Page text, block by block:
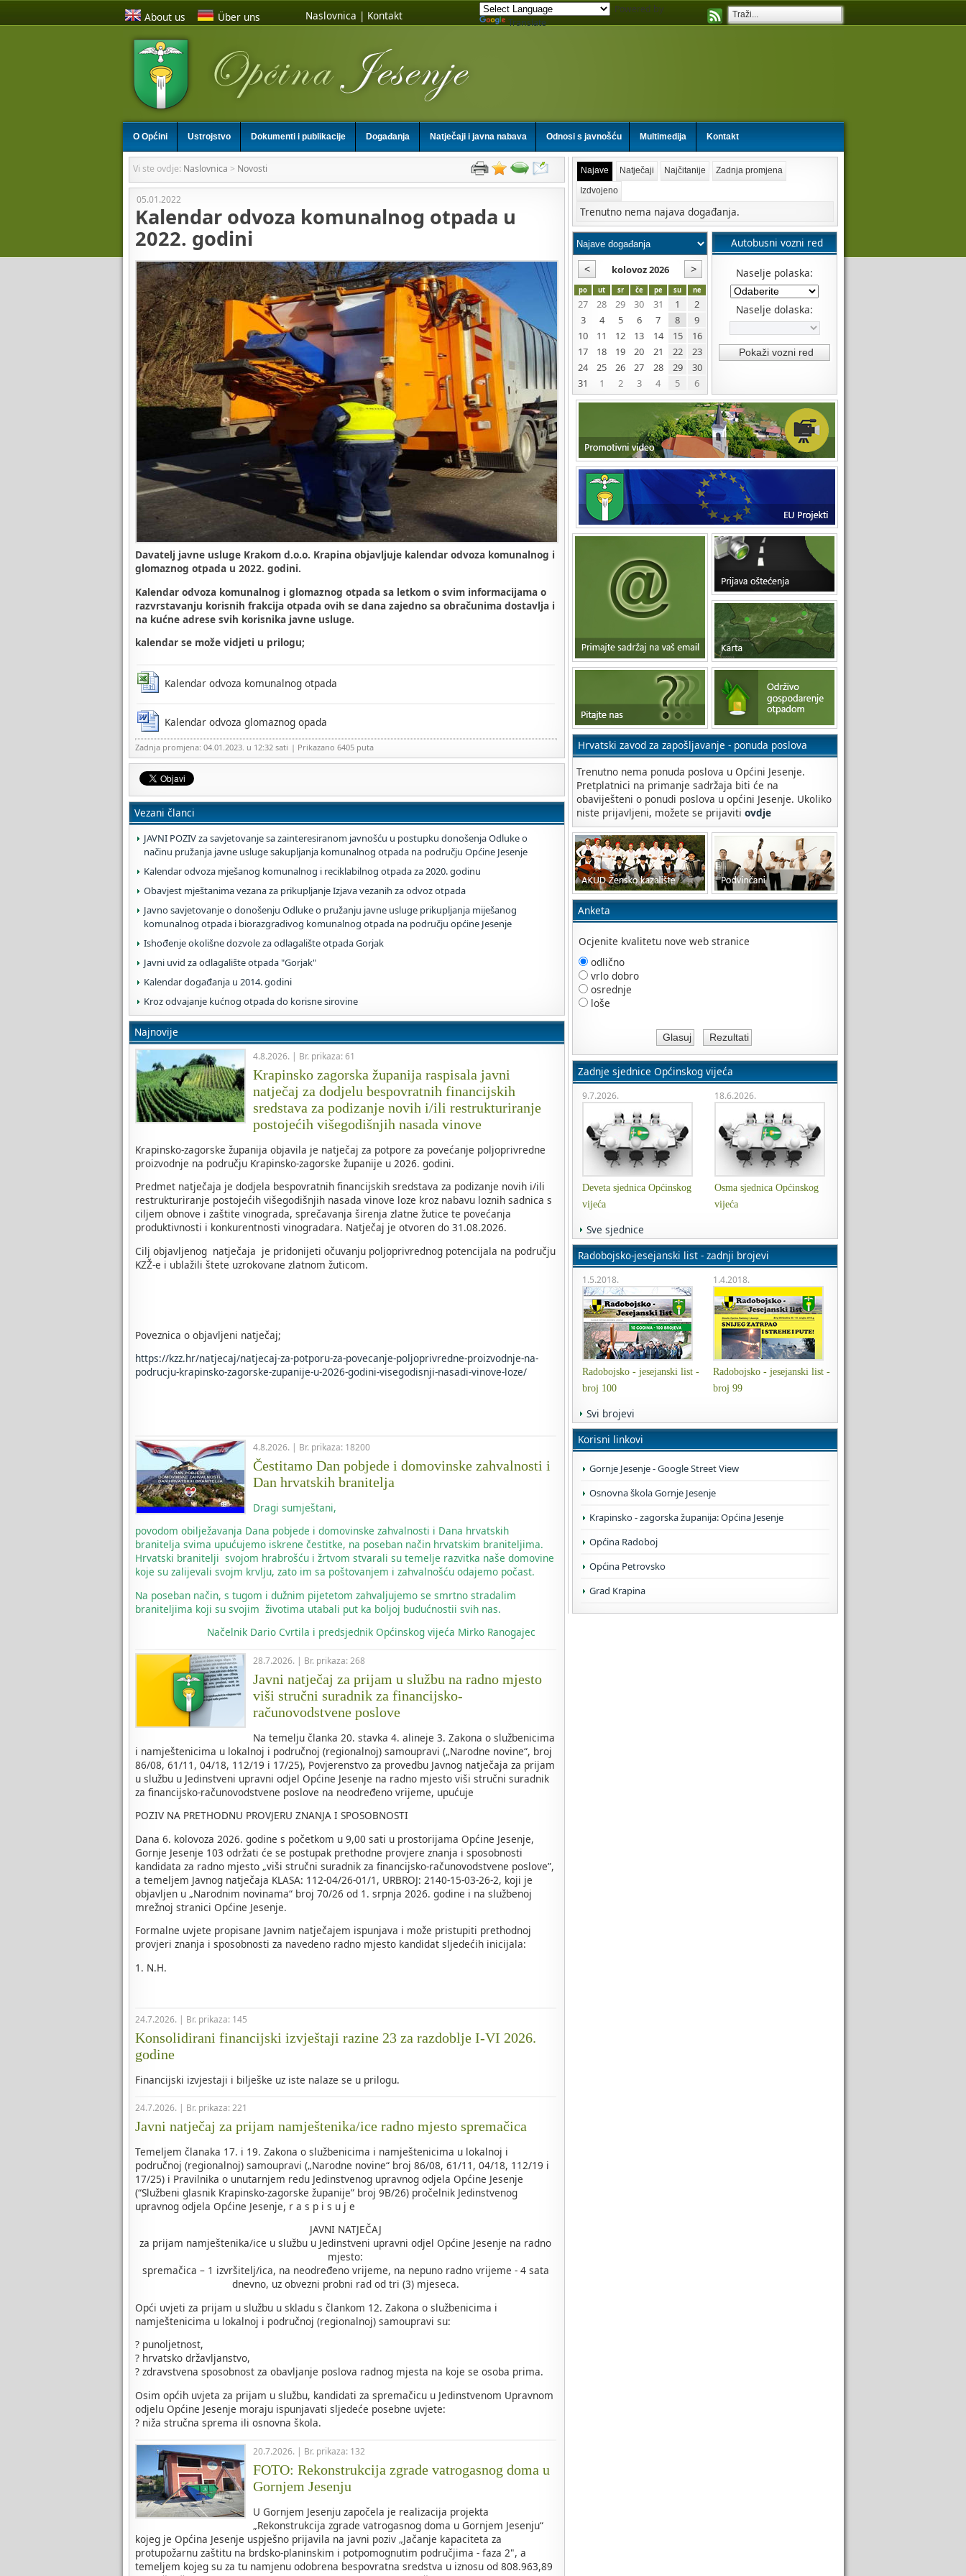
About us Über uns Naslovnica | Kontakt
Powered by
Translate
O Općini Ustrojstvo Dokumenti i publikacije Događanja Natječaji i javna nabava Odnosi s javnošću Multimedija Kontakt
Vi ste ovdje: Naslovnica > Novosti
05.01.2022
Kalendar odvoza komunalnog otpada u
2022. godini
Davatelj javne usluge Krakom d.o.o. Krapina objavljuje kalendar odvoza komunalnog i
glomaznog otpada u 2022. godini.
Kalendar odvoza komunalnog i glomaznog otpada sa letkom o svim informacijama o
razvrstavanju korisnih frakcija otpada ovih se dana zajedno sa obračunima dostavlja i
na kućne adrese svih korisnika javne usluge.
kalendar se može vidjeti u prilogu;
Kalendar odvoza komunalnog otpada
Kalendar odvoza glomaznog opada
Zadnja promjena: 04.01.2023. u 12:32 sati | Prikazano 6405 puta
Vezani članci
JAVNI POZIV za savjetovanje sa zainteresiranom javnošću u postupku donošenja Odluke o
načinu pružanja javne usluge sakupljanja komunalnog otpada na području Općine Jesenje
Kalendar odvoza mješanog komunalnog i reciklabilnog otpada za 2020. godinu
Obavjest mještanima vezana za prikupljanje Izjava vezanih za odvoz otpada
Javno savjetovanje o donošenju Odluke o pružanju javne usluge prikupljanja miješanog
komunalnog otpada i biorazgradivog komunalnog otpada na području općine Jesenje
Ishođenje okolišne dozvole za odlagalište otpada Gorjak
Javni uvid za odlagalište otpada "Gorjak"
Kalendar događanja u 2014. godini
Kroz odvajanje kućnog otpada do korisne sirovine
Najnovije
4.8.2026. | Br. prikaza: 61
Krapinsko zagorska županija raspisala javni
natječaj za dodjelu bespovratnih financijskih
sredstava za podizanje novih i/ili restrukturiranje
postojećih višegodišnjih nasada vinove
Krapinsko-zagorske županija objavila je natječaj za potpore za povećanje poljoprivredne
proizvodnje na području Krapinsko-zagorske županije u 2026. godini.
Predmet natječaja je dodjela bespovratnih financijskih sredstava za podizanje novih i/ili
restrukturiranje postojećih višegodišnjih nasada vinove loze kroz nabavu loznih sadnica s
ciljem obnove i zaštite vinograda, sprečavanja širenja zlatne žutice te povećanja
produktivnosti i konkurentnosti vinogradara. Natječaj je otvoren do 31.08.2026.
Cilj objavljenog natječaja je pridonijeti očuvanju poljoprivrednog potencijala na području
KZŽ-e i ublažili štete uzrokovane zlatnom žuticom.
Poveznica o objavljeni natječaj;
https://kzz.hr/natjecaj/natjecaj-za-potporu-za-povecanje-poljoprivredne-proizvodnje-na-
podrucju-krapinsko-zagorske-zupanije-u-2026-godini-visegodisnji-nasadi-vinove-loze/
4.8.2026. | Br. prikaza: 18200
Čestitamo Dan pobjede i domovinske zahvalnosti i
Dan hrvatskih branitelja
Dragi sumještani,
povodom obilježavanja Dana pobjede i domovinske zahvalnosti i Dana hrvatskih
branitelja svima upućujemo iskrene čestitke, na poseban način hrvatskim braniteljima.
Hrvatski branitelji svojom hrabrošću i žrtvom stvarali su temelje razvitka naše domovine
koje su zalijevali svojm krvlju, zato im sa poštovanjem i zahvalnošću odajemo počast.
Na poseban način, s tugom i dužnim pijetetom zahvaljujemo se smrtno stradalim
braniteljima koji su svojim životima utabali put ka boljoj budućnostii svih nas.
NačelnikDario Cvrtila i predsjednik Općinskog vijeća Mirko Ranogajec
28.7.2026. | Br. prikaza: 268
Javni natječaj za prijam u službu na radno mjesto
viši stručni suradnik za financijsko-
računovodstvene poslove
Na temelju članka 20. stavka 4. alineje 3. Zakona o službenicima
i namještenicima u lokalnoj i područnoj (regionalnoj) samoupravi („Narodne novine“, broj
86/08, 61/11, 04/18, 112/19 i 17/25), Povjerenstvo za provedbu Javnog natječaja za prijam
u službu u Jedinstveni upravni odjel Općine Jesenje na radno mjesto viši stručni suradnik
za financijsko-računovodstvene poslove na neodređeno vrijeme, upućuje
POZIV NA PRETHODNU PROVJERU ZNANJA I SPOSOBNOSTI
Dana 6. kolovoza 2026. godine s početkom u 9,00 sati u prostorijama Općine Jesenje,
Gornje Jesenje 103 održati će se postupak prethodne provjere znanja i sposobnosti
kandidata za radno mjesto „viši stručni suradnik za financijsko-računovodstvene poslove”,
a temeljem Javnog natječaja KLASA: 112-04/26-01/1, URBROJ: 2140-15-03-26-2, koji je
objavljen u „Narodnim novinama“ broj 70/26 od 1. srpnja 2026. godine i na službenoj
mrežnoj stranici Općine Jesenje.
Formalne uvjete propisane Javnim natječajem ispunjava i može pristupiti prethodnoj
provjeri znanja i sposobnosti za navedeno radno mjesto kandidat sljedećih inicijala:
1. N.H.
24.7.2026. | Br. prikaza: 145
Konsolidirani financijski izvještaji razine 23 za razdoblje I-VI 2026.
godine
Financijski izvjestaji i bilješke uz iste nalaze se u prilogu.
24.7.2026. | Br. prikaza: 221
Javni natječaj za prijam namještenika/ice radno mjesto spremačica
Temeljem članaka 17. i 19. Zakona o službenicima i namještenicima u lokalnoj i
područnoj (regionalnoj) samoupravi („Narodne novine“ broj 86/08, 61/11, 04/18, 112/19 i
17/25) i Pravilnika o unutarnjem redu Jedinstvenog upravnog odjela Općine Jesenje
(“Službeni glasnik Krapinsko-zagorske županije” broj 9B/26) pročelnik Jedinstvenog
upravnog odjela Općine Jesenje, r a s p i s u j e
JAVNI NATJEČAJ
za prijam namještenika/ice u službu u Jedinstveni upravni odjel Općine Jesenje na radno
mjesto:
spremačica – 1 izvršitelj/ica, na neodređeno vrijeme, na nepuno radno vrijeme - 4 sata
dnevno, uz obvezni probni rad od tri (3) mjeseca.
Opći uvjeti za prijam u službu u skladu s člankom 12. Zakona o službenicima i
namještenicima u lokalnoj i područnoj (regionalnoj) samoupravi su:
? punoljetnost,
? hrvatsko državljanstvo,
? zdravstvena sposobnost za obavljanje poslova radnog mjesta na koje se osoba prima.
Osim općih uvjeta za prijam u službu, kandidati za spremačicu u Jedinstvenom Upravnom
odjelu Općine Jesenje moraju ispunjavati sljedeće posebne uvjete:
? niža stručna sprema ili osnovna škola.
20.7.2026. | Br. prikaza: 132
FOTO: Rekonstrukcija zgrade vatrogasnog doma u
Gornjem Jesenju
U Gornjem Jesenju započela je realizacija projekta
„Rekonstrukcija zgrade vatrogasnog doma u Gornjem Jesenju“
kojeg je Općina Jesenje uspješno prijavila na javni poziv „Jačanje kapaciteta za
protupožarnu zaštitu na brdsko-planinskim i potpomognutim područjima - faza 2", a
temeljem kojeg su za tu namjenu odobrena bespovratna sredstva u iznosu od 808.963,89
Najave Natječaji Najčitanije
Zadnja promjena
Izdvojeno
Trenutno nema najava događanja.
kolovoz 2026
po ut sr če pe su ne
27 28 29 30 31 1
2
3
4 5 6 7 8
9
10
11 12 13 14 15
16
17
18 19 20 21 22
23
24
25 26 27 28 29
30
31
1 2 3 4 5 6
Autobusni vozni red
Naselje polaska:
Naselje dolaska:
Hrvatski zavod za zapošljavanje - ponuda poslova
Trenutno nema ponuda poslova u Općini Jesenje.
Pretplatnici na primanje sadržaja biti će na
obaviješteni o ponudi poslova u općini Jesenje. Ukoliko
niste prijavljeni, možete se prijaviti ovdje
Anketa
Ocjenite kvalitetu nove web stranice
odlično
vrlo dobro
osrednje
loše
Zadnje sjednice Općinskog vijeća
9.7.2026.
Deveta sjednica Općinskog
vijeća
18.6.2026.
Osma sjednica Općinskog
vijeća
Sve sjednice
Radobojsko-jesejanski list - zadnji brojevi
1.5.2018.
Radobojsko - jesejanski list -
broj 100
1.4.2018.
Radobojsko - jesejanski list -
broj 99
Svi brojevi
Korisni linkovi
Gornje Jesenje - Google Street View
Osnovna škola Gornje Jesenje
Krapinsko - zagorska županija: Općina Jesenje
Općina Radoboj
Općina Petrovsko
Grad Krapina